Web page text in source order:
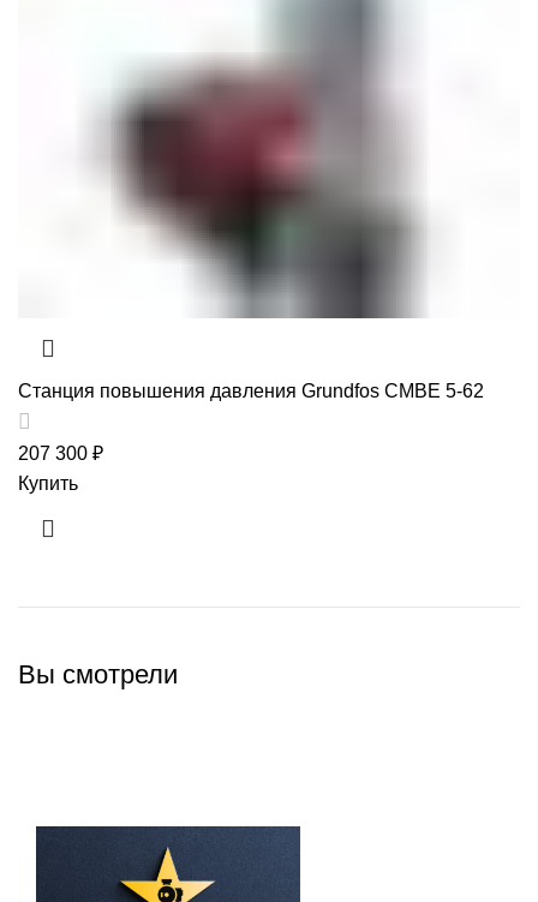
Станция повышения давления Grundfos CMBE 5-62
207 300 ₽
Купить
Вы смотрели